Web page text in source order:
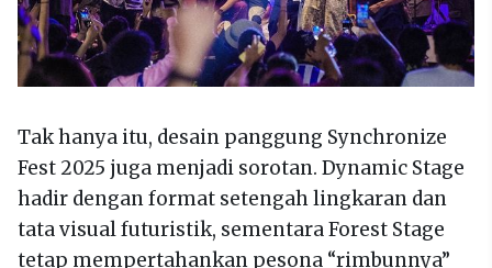
Tak hanya itu, desain panggung Synchronize
Fest 2025 juga menjadi sorotan. Dynamic Stage
hadir dengan format setengah lingkaran dan
tata visual futuristik, sementara Forest Stage
tetap mempertahankan pesona “rimbunnya”